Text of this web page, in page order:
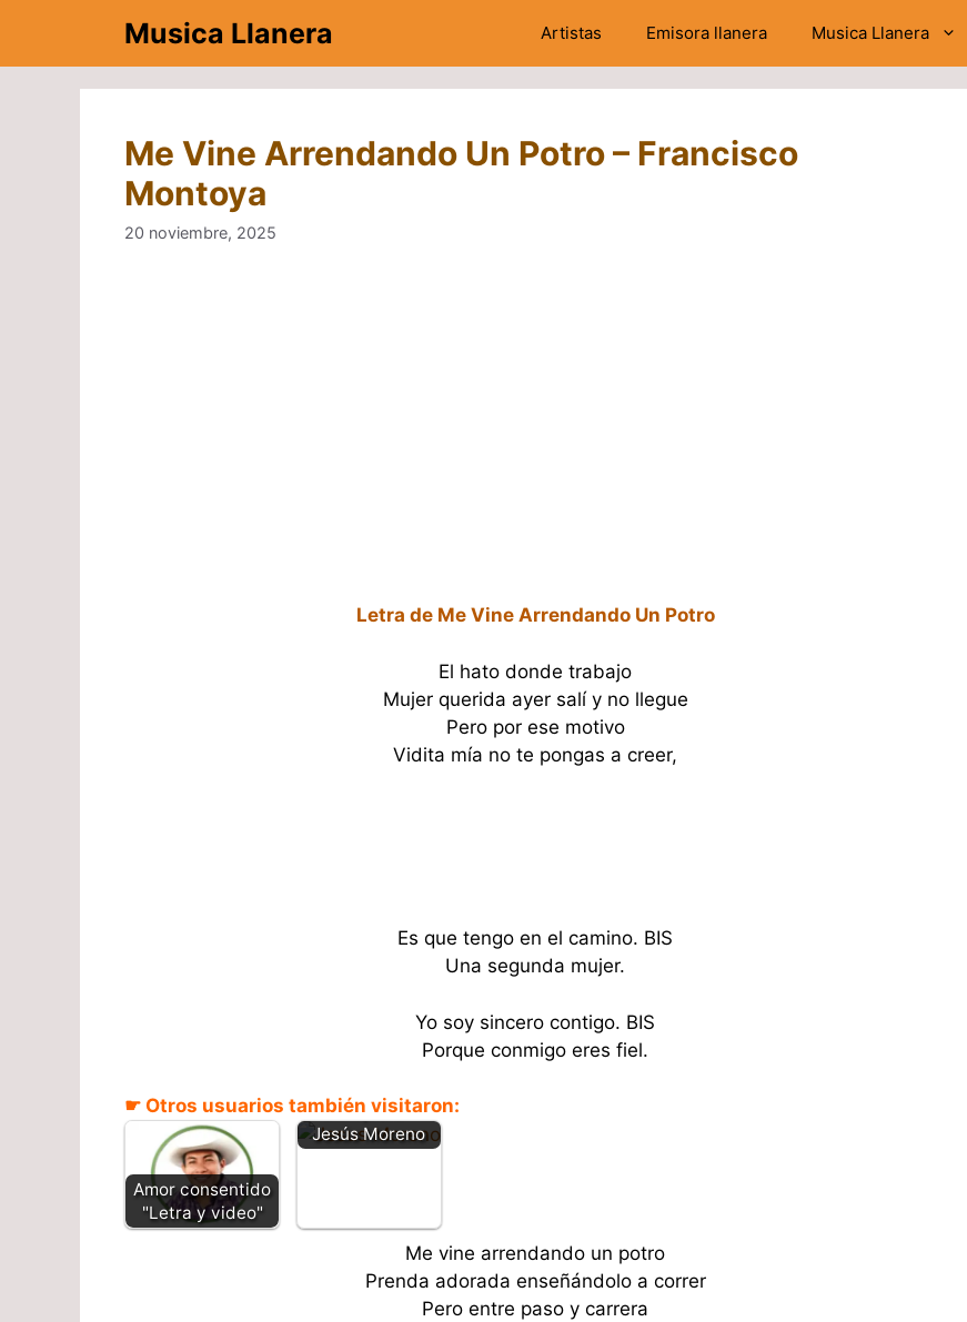
contenido
Musica Llanera Artistas Emisora llanera Musica Llanera
Me Vine Arrendando Un Potro – Francisco
Montoya
20 noviembre, 2025
Letra de Me Vine Arrendando Un Potro
El hato donde trabajo
Mujer querida ayer salí y no llegue
Pero por ese motivo
Vidita mía no te pongas a creer,
Es que tengo en el camino. BIS
Una segunda mujer.
Yo soy sincero contigo. BIS
Porque conmigo eres fiel.
☛ Otros usuarios también visitaron:
Amor consentido
"Letra y video"
tranquero -
Jesús Moreno
Me vine arrendando un potro
Prenda adorada enseñándolo a correr
Pero entre paso y carrera